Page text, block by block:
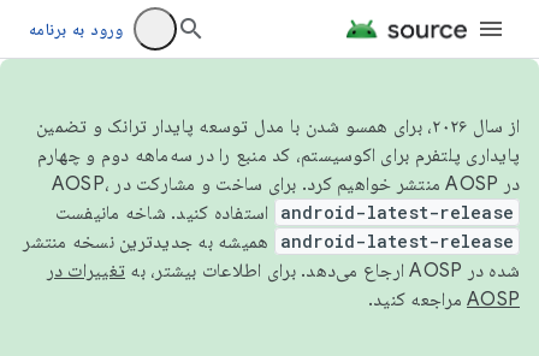
ورود به برنامه
از سال ۲۰۲۶، برای همسو شدن با مدل توسعه پایدار ترانک و تضمین
پایداری پلتفرم برای اکوسیستم، کد منبع را در سه‌ماهه دوم و چهارم
در AOSP منتشر خواهیم کرد. برای ساخت و مشارکت در AOSP،
android-latest-release استفاده کنید. شاخه مانیفست
android-latest-release
همیشه به جدیدترین نسخه منتشر
شده در AOSP ارجاع می‌دهد. برای اطلاعات بیشتر، به
تغییرات در
AOSP مراجعه کنید.